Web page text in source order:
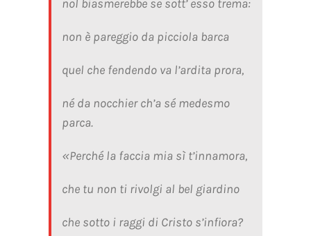
nol biasmerebbe se sott’ esso trema:
non è pareggio da picciola barca
quel che fendendo va l’ardita prora,
né da nocchier ch’a sé medesmo
parca.
«Perché la faccia mia sì t’innamora,
che tu non ti rivolgi al bel giardino
che sotto i raggi di Cristo s’infiora?